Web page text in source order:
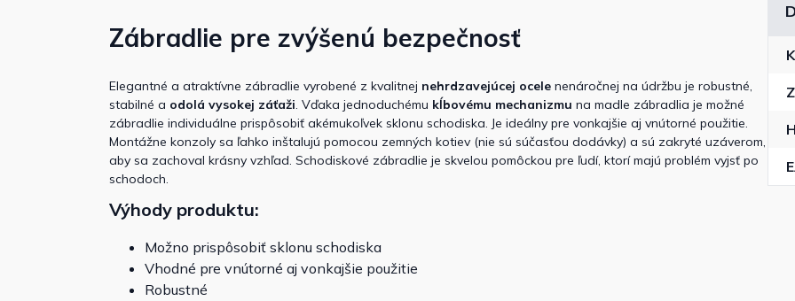
Zábradlie pre zvýšenú bezpečnosť
Elegantné a atraktívne zábradlie vyrobené z kvalitnej nehrdzavejúcej ocele nenáročnej na údržbu je robustné,
stabilné a odolá vysokej záťaži. Vďaka jednoduchému kĺbovému mechanizmu na madle zábradlia je možné
zábradlie individuálne prispôsobiť akémukoľvek sklonu schodiska. Je ideálny pre vonkajšie aj vnútorné použitie.
Montážne konzoly sa ľahko inštalujú pomocou zemných kotiev (nie sú súčasťou dodávky) a sú zakryté uzáverom,
aby sa zachoval krásny vzhľad. Schodiskové zábradlie je skvelou pomôckou pre ľudí, ktorí majú problém vyjsť po
schodoch.
Výhody produktu:
Možno prispôsobiť sklonu schodiska
Vhodné pre vnútorné aj vonkajšie použitie
Robustné